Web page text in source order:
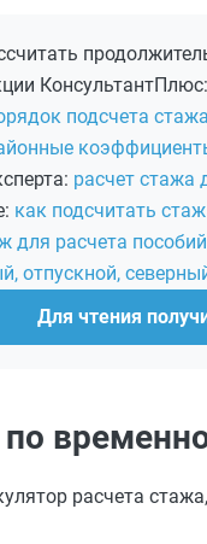
КонсультантПлюс:
подсчета стажа
расчет стажа
как подсчитать
для расчета пособий
отпускной,
Для чтения
расчета